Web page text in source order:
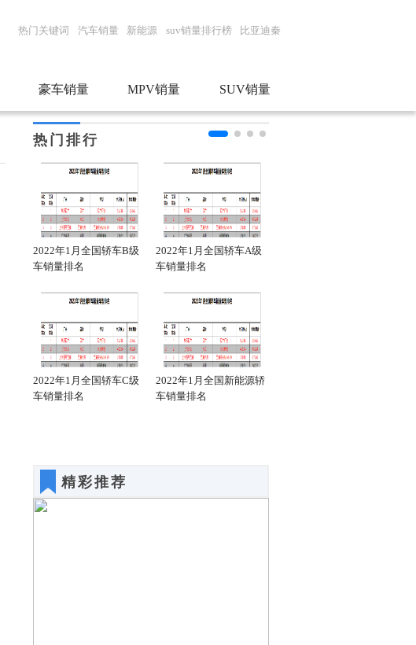
热门关键词 汽车销量 新能源 suv销量排行榜 比亚迪秦
豪车销量 MPV销量 SUV销量
热门排行
2022年1月全国轿车B级
车销量排名
2022年1月全国轿车A级
车销量排名
2022年1月全国轿车C级
车销量排名
2022年1月全国新能源轿
车销量排名
精彩推荐